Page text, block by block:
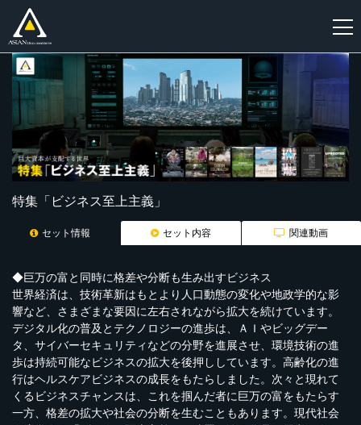
特集「ビジネス至上主義」
セット情報 セット内容 関連動画
◆巨万の富と同時に格差や分断も生み出すビジネス
世界経済は、技術革新はもとより人口動態の変化や地政学的な影
響など、さまざまな要因に左右されながら拡大を続けています。
デジタル化の普及とテクノロジーの進歩は、ＡＩやビッグデー
タ、サイバーセキュリティなどの分野を進展させ、環境技術の進
歩は持続可能なビジネスの拡大を後押ししています。高齢化の進
行はヘルスケアビジネスの成長をもたらしました。次々と現れて
くるビジネスチャンスは、これを掴んだ者に巨万の富をもたらす
一方、格差の拡大や社会の分断を生むこともあります。現代社会